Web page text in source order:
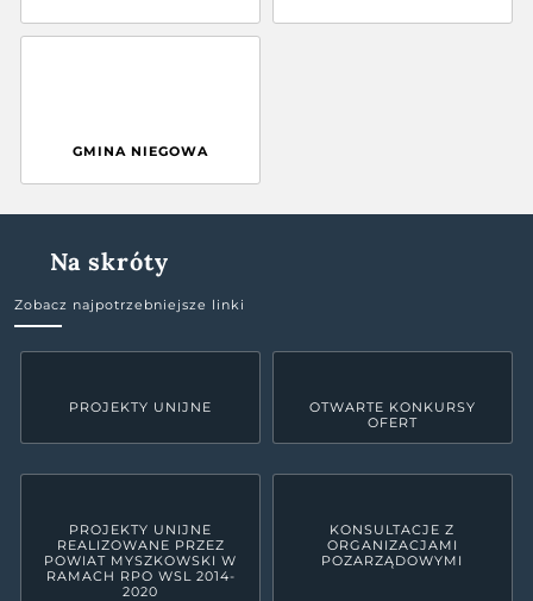
GMINA NIEGOWA
Na skróty
Zobacz najpotrzebniejsze linki
PROJEKTY UNIJNE
OTWARTE KONKURSY
OFERT
PROJEKTY UNIJNE
REALIZOWANE PRZEZ
POWIAT MYSZKOWSKI W
RAMACH RPO WSL 2014-
2020
KONSULTACJE Z
ORGANIZACJAMI
POZARZĄDOWYMI